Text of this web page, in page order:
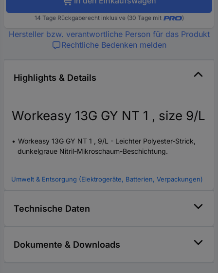
14 Tage Rückgaberecht inklusive (30 Tage mit )
Hersteller bzw. verantwortliche Person für das Produkt
Rechtliche Bedenken melden
Highlights & Details
Workeasy 13G GY NT 1 , size 9/L
Workeasy 13G GY NT 1 , 9/L - Leichter Polyester-Strick,
dunkelgraue Nitril-Mikroschaum-Beschichtung.
Umwelt & Entsorgung (Elektrogeräte, Batterien, Verpackungen)
Technische Daten
Dokumente & Downloads